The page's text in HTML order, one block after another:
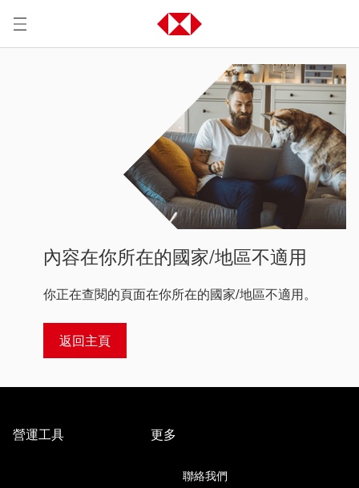
內容在你所在的國家/地區不適用
你正在查閱的頁面在你所在的國家/地區不適用。
返回主頁
營運工具 更多
聯絡我們